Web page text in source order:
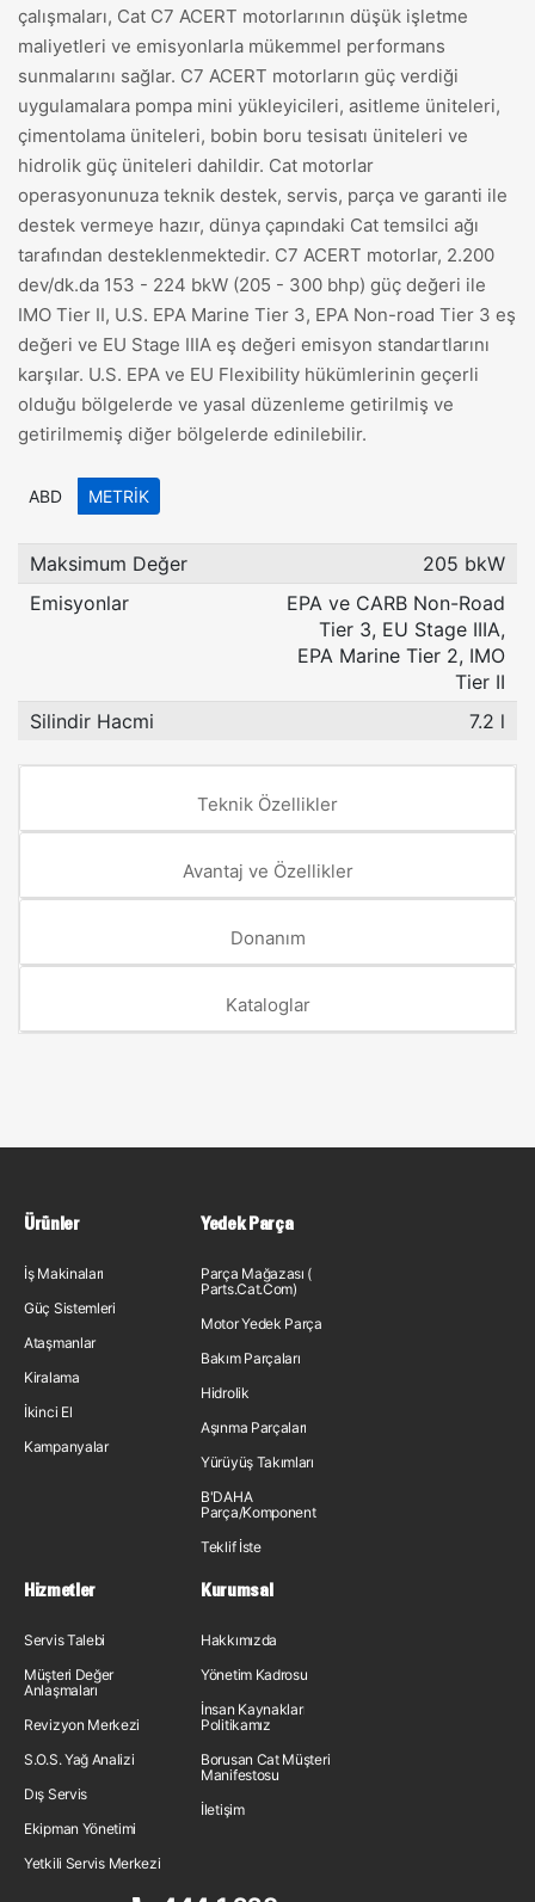
çalışmaları, Cat C7 ACERT motorlarının düşük işletme
maliyetleri ve emisyonlarla mükemmel performans
sunmalarını sağlar. C7 ACERT motorların güç verdiği
uygulamalara pompa mini yükleyicileri, asitleme üniteleri,
çimentolama üniteleri, bobin boru tesisatı üniteleri ve
hidrolik güç üniteleri dahildir. Cat motorlar
operasyonunuza teknik destek, servis, parça ve garanti ile
destek vermeye hazır, dünya çapındaki Cat temsilci ağı
tarafından desteklenmektedir. C7 ACERT motorlar, 2.200
dev/dk.da 153 - 224 bkW (205 - 300 bhp) güç değeri ile
IMO Tier II, U.S. EPA Marine Tier 3, EPA Non-road Tier 3 eş
değeri ve EU Stage IIIA eş değeri emisyon standartlarını
karşılar. U.S. EPA ve EU Flexibility hükümlerinin geçerli
olduğu bölgelerde ve yasal düzenleme getirilmiş ve
getirilmemiş diğer bölgelerde edinilebilir.
ABD METRIK
Maksimum Değer
205 bkW
Emisyonlar
EPA ve CARB Non-Road
Tier 3, EU Stage IIIA,
EPA Marine Tier 2, IMO
Tier II
Silindir Hacmi
7.2 l
Teknik Özellikler
Avantaj ve Özellikler
Donanım
Kataloglar
Ürünler
İş Makinaları
Güç Sistemleri
Ataşmanlar
Kiralama
İkinci El
Kampanyalar
Yedek Parça
Parça Mağazası (
Parts.Cat.Com)
Motor Yedek Parça
Bakım Parçaları
Hidrolik
Aşınma Parçaları
Yürüyüş Takımları
B'DAHA
Parça/Komponent
Teklif İste
Hizmetler
Servis Talebi
Müşteri Değer
Anlaşmaları
Revizyon Merkezi
S.O.S. Yağ Analizi
Dış Servis
Ekipman Yönetimi
Yetkili Servis Merkezi
Kurumsal
Hakkımızda
Yönetim Kadrosu
İnsan Kaynakları
Politikamız
Borusan Cat Müşteri
Manifestosu
İletişim